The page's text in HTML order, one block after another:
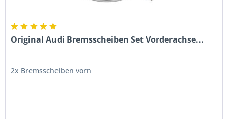
Original Audi Bremsscheiben Set Vorderachse...
2x Bremsscheiben vorn